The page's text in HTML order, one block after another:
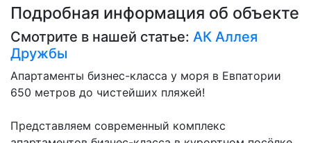
Подробная информация об объекте
Смотрите в нашей статье: АК Аллея
Дружбы
Апартаменты бизнес-класса у моря в Евпатории
650 метров до чистейших пляжей!
Представляем современный комплекс